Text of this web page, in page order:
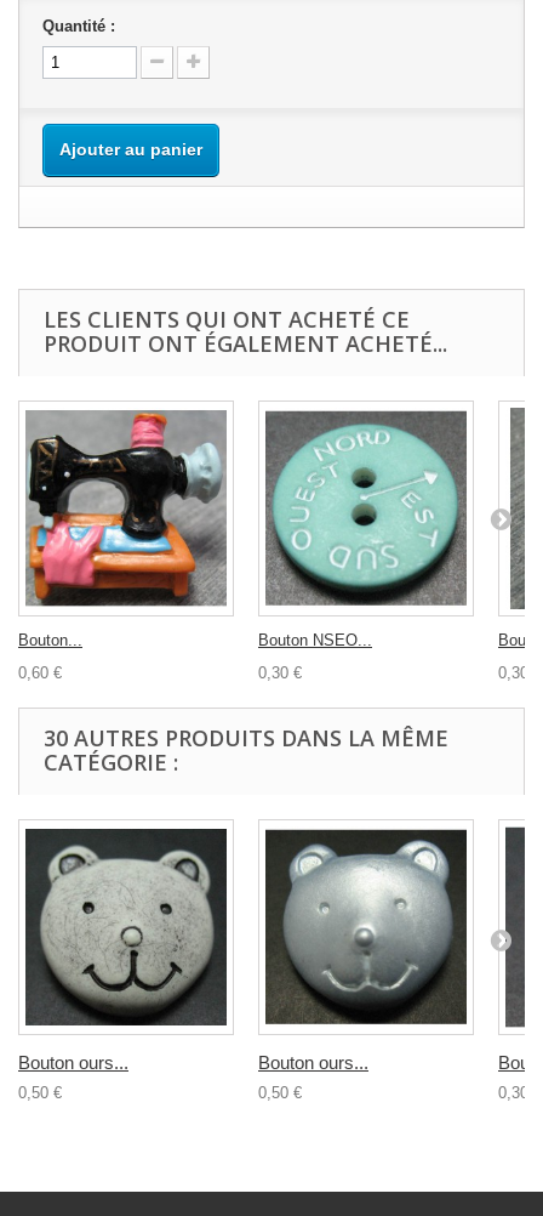
Quantité :
Ajouter au panier
LES CLIENTS QUI ONT ACHETÉ CE
PRODUIT ONT ÉGALEMENT ACHETÉ...
Bouton...
0,60 €
Bouton NSEO...
0,30 €
0,30 €
30 AUTRES PRODUITS DANS LA MÊME
CATÉGORIE :
Bouton ours...
0,50 €
Bouton ours...
0,50 € 0,30 €